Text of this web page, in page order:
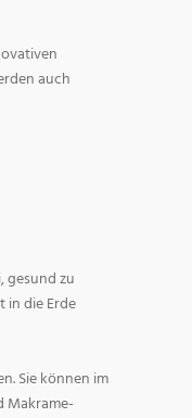
auch
gesund zu
in die Erde
Sie können im
Makrame-